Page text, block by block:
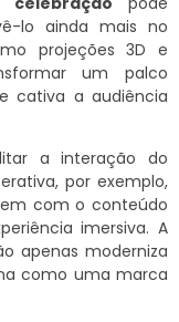
lo ainda mais no
projeções 3D e
um palco
cativa a audiência
a interação do
por exemplo,
com o conteúdo
imersiva. A
apenas moderniza
como uma marca